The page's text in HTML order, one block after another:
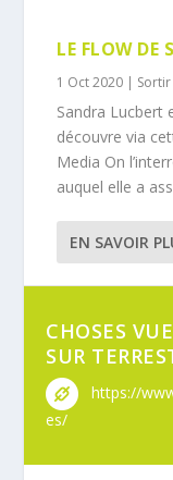
LE FLOW DE
1 Oct 2020 | Sortir
Sandra Lucbert
découvre via
Media On
auquel elle a
EN SAVOIR
CHOSES
SUR
https://
es/